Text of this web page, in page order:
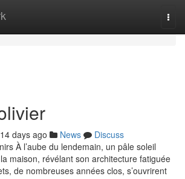
days ago News
Discuss
À l’aube du lendemain, un pâle soleil
maison, révélant son architecture fatiguée
de nombreuses années clos, s’ouvrirent